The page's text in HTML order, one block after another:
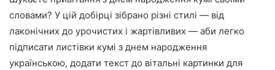
н
о
г
о
словами? У цій добірці зібрано різні стилі — від
лаконічних до урочистих і жартівливих — аби легко
підписати листівки кумі з днем народження
українською, додати текст до вітальні картинки для